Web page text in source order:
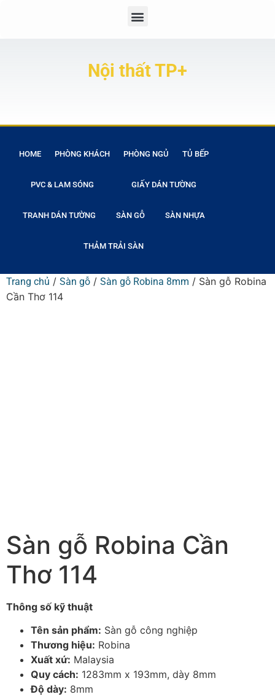
Nội thất TP+
HOME PHÒNG KHÁCH PHÒNG NGỦ TỦ BẾP
PVC & LAM SÓNG GIẤY DÁN TƯỜNG
TRANH DÁN TƯỜNG SÀN GỖ SÀN NHỰA
THẢM TRẢI SÀN
Trang chủ / Sàn gỗ / Sàn gỗ Robina 8mm / Sàn gỗ Robina
Cần Thơ 114
Sàn gỗ Robina Cần
Thơ 114
Thông số kỹ thuật
Tên sản phẩm: Sàn gỗ công nghiệp
Thương hiệu: Robina
Xuất xứ: Malaysia
Quy cách: 1283mm x 193mm, dày 8mm
Độ dày: 8mm